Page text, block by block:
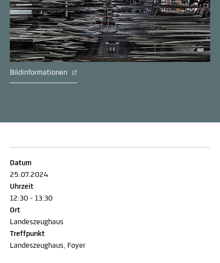
Bildinformationen
Datum
25.07.2024
Uhrzeit
12:30 - 13:30
Ort
Landeszeughaus
Treffpunkt
Landeszeughaus, Foyer